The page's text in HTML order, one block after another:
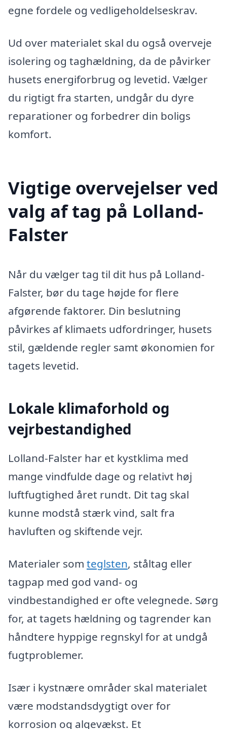
egne fordele og vedligeholdelseskrav.
Ud over materialet skal du også overveje
isolering og taghældning, da de påvirker
husets energiforbrug og levetid. Vælger
du rigtigt fra starten, undgår du dyre
reparationer og forbedrer din boligs
komfort.
Vigtige overvejelser ved
valg af tag på Lolland-
Falster
Når du vælger tag til dit hus på Lolland-
Falster, bør du tage højde for flere
afgørende faktorer. Din beslutning
påvirkes af klimaets udfordringer, husets
stil, gældende regler samt økonomien for
tagets levetid.
Lokale klimaforhold og
vejrbestandighed
Lolland-Falster har et kystklima med
mange vindfulde dage og relativt høj
luftfugtighed året rundt. Dit tag skal
kunne modstå stærk vind, salt fra
havluften og skiftende vejr.
Materialer som teglsten, ståltag eller
tagpap med god vand- og
vindbestandighed er ofte velegnede. Sørg
for, at tagets hældning og tagrender kan
håndtere hyppige regnskyl for at undgå
fugtproblemer.
Især i kystnære områder skal materialet
være modstandsdygtigt over for
korrosion og algevækst. Et